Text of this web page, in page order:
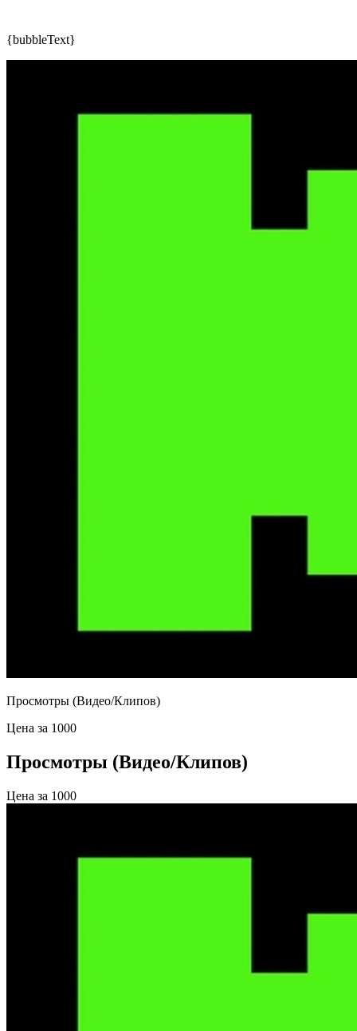
{bubbleText}
Просмотры (Видео/Клипов)
Цена за 1000
Просмотры (Видео/Клипов)
Цена за 1000